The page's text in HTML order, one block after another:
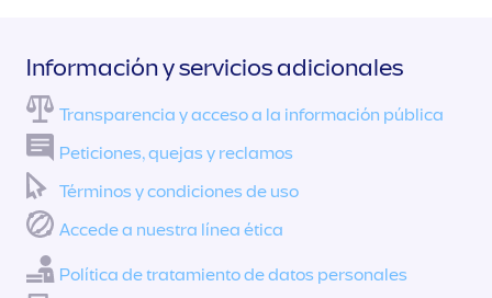
Información y servicios adicionales
Transparencia y acceso a la información pública
Peticiones, quejas y reclamos
Términos y condiciones de uso
Accede a nuestra línea ética
Política de tratamiento de datos personales